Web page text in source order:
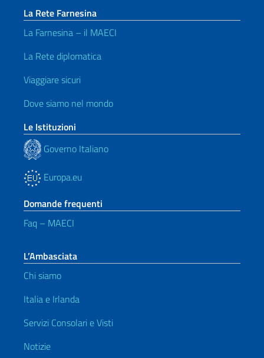
La Rete Farnesina
La Farnesina – il MAECI
La Rete diplomatica
Viaggiare sicuri
Dove siamo nel mondo
Le Istituzioni
Governo Italiano
Europa.eu
Domande frequenti
Faq – MAECI
L’Ambasciata
Chi siamo
Italia e Irlanda
Servizi Consolari e Visti
Notizie